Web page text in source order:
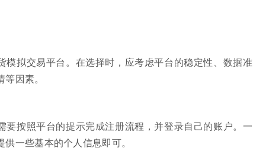
模拟交易平台。在选择时，应考虑平台的稳定性、数据准
因素。
要按照平台的提示完成注册流程，并登录自己的账户。一
一些基本的个人信息即可。